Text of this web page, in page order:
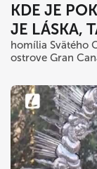
KDE JE
JE LÁSKA,
homília Svätého
ostrove Gran